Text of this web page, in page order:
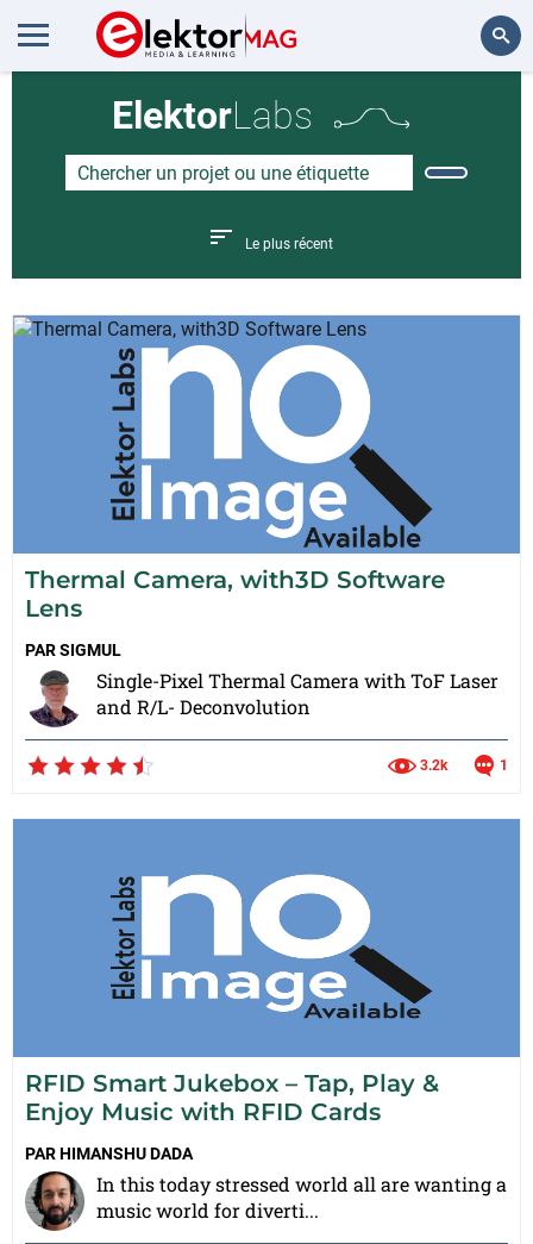
ElektorLabs
Le plus récent
Thermal Camera, with3D Software
Lens
PARSIGMUL
Single-Pixel Thermal Camera with ToF Laser
and R/L- Deconvolution
3.2k 1
RFID Smart Jukebox – Tap, Play &
Enjoy Music with RFID Cards
PARHIMANSHU DADA
In this today stressed world all are wanting a
music world for diverti...